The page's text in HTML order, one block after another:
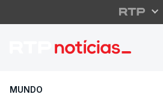
Cimeira da
MUNDO